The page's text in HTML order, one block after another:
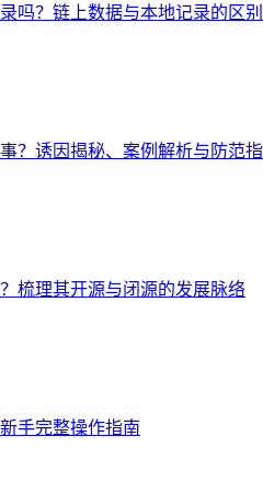
吗？链上数据与本地记录的区别
？诱因揭秘、案例解析与防范
梳理其开源与闭源的发展脉络
手完整操作指南